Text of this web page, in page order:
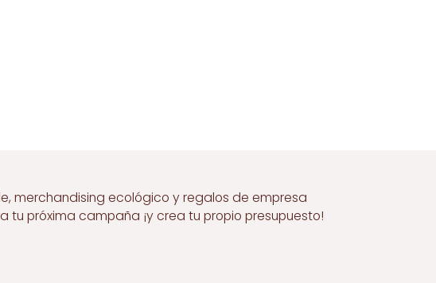
merchandising ecológico y regalos de empresa
tu próxima campaña ¡y crea tu propio presupuesto!